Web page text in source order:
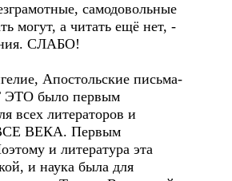
самодовольные
а читать ещё нет, -
СЛАБО!
Апостольские письма-
ЭТО было первым
всех литераторов и
ВЕКА. Первым
и литература эта
и наука была для